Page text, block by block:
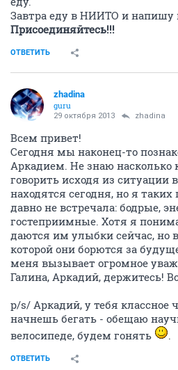
Завтра еду в НИИТО и напишу
Присоединяйтесь!!!
ОТВЕТИТЬ
zhadina
guru
29 октября 2013 zhadina
Всем привет!
Сегодня мы наконец-то
Аркадием. Не знаю насколько
говорить исходя из ситуации
находятся сегодня, но я
давно не встречала: бодрые,
гостеприимные. Хотя я
даются им улыбки сейчас, но
которой они борются за
меня вызывает огромное
Галина, Аркадий, держитесь!
p/s/ Аркадий, у тебя классное
начнешь бегать - обещаю
велосипеде, будем гонять
.
ОТВЕТИТЬ